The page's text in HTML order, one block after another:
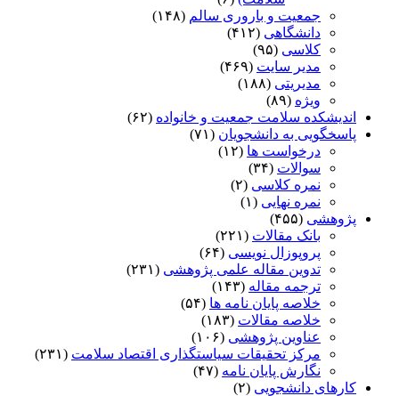
جمعیت و باروری سالم (۱۴۸)
دانشگاهی (۴۱۲)
کلاسی (۹۵)
مدیر سایت (۴۶۹)
مدیریتی (۱۸۸)
ویژه (۸۹)
اندیشکده سلامت جمعیت و خانواده (۶۲)
پاسخگویی به دانشجویان (۷۱)
درخواست ها (۱۲)
سوالات (۳۴)
نمره کلاسی (۲)
نمره نهایی (۱)
پژوهشی (۴۵۵)
بانک مقالات (۲۲۱)
پروپوزال نویسی (۶۴)
تدوین مقاله علمی پژوهشی (۲۳۱)
ترجمه مقاله (۱۴۳)
خلاصه پایان نامه ها (۵۴)
خلاصه مقالات (۱۸۳)
عناوین پژوهشی (۱۰۶)
مرکز تحقیقات سیاستگذاری اقتصاد سلامت (۲۳۱)
نگارش پایان نامه (۴۷)
کارهای دانشجویی (۲)